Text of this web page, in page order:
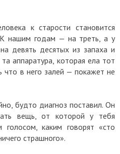
к старости становится
нашим годам — на треть, а у
девять десятых из запаха и
аппаратура, которая ела тот
что в него залей — покажет не
будто диагноз поставил. Он
вещь, от которой у тебя
голосом, каким говорят «сто
страшного».